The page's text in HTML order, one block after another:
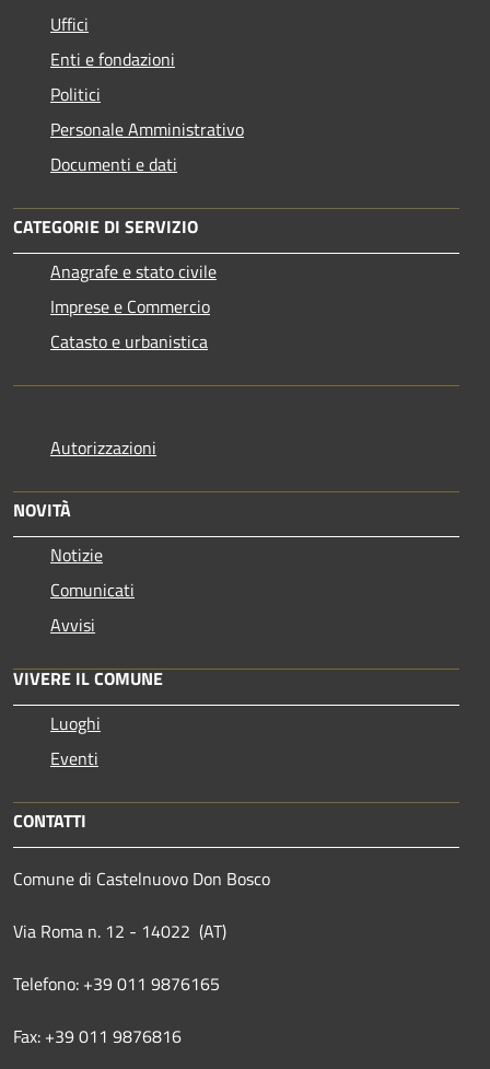
Uffici
Enti e fondazioni
Politici
Personale Amministrativo
Documenti e dati
CATEGORIE DI SERVIZIO
Anagrafe e stato civile
Imprese e Commercio
Catasto e urbanistica
Autorizzazioni
NOVITÀ
Notizie
Comunicati
Avvisi
VIVERE IL COMUNE
Luoghi
Eventi
CONTATTI
Comune di Castelnuovo Don Bosco
Via Roma n. 12 - 14022 (AT)
Telefono: +39 011 9876165
Fax: +39 011 9876816